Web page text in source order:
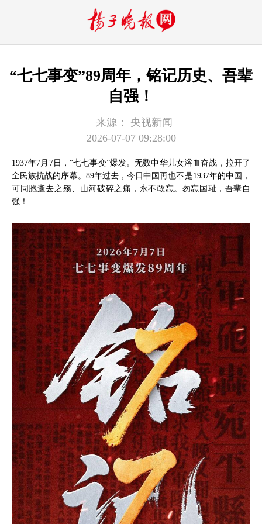
“七七事变”89周年，铭记历史、吾辈
自强！
来源：
央视新闻
2026-07-07 09:28:00
1937年7月7日，“七七事变”爆发。无数中华儿女浴血奋战，拉开了
全民族抗战的序幕。89年过去，今日中国再也不是1937年的中国，
可同胞逝去之殇、山河破碎之痛，永不敢忘。勿忘国耻，吾辈自
强！